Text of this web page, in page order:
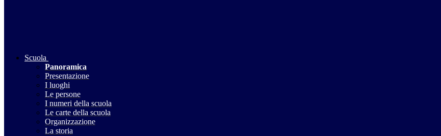
Scuola
Panoramica
Presentazione
I luoghi
Le persone
I numeri della scuola
Le carte della scuola
Organizzazione
La storia